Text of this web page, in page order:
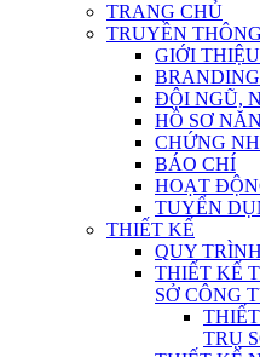
TRANG CHỦ
TRUYỀN THÔNG
GIỚI THIỆU
BRANDING
ĐỘI NGŨ,
HỒ SƠ
CHỨNG
BÁO CHÍ
HOẠT
TUYỂN
THIẾT KẾ
QUY
THIẾT KẾ
SỞ CÔNG
TRỤ